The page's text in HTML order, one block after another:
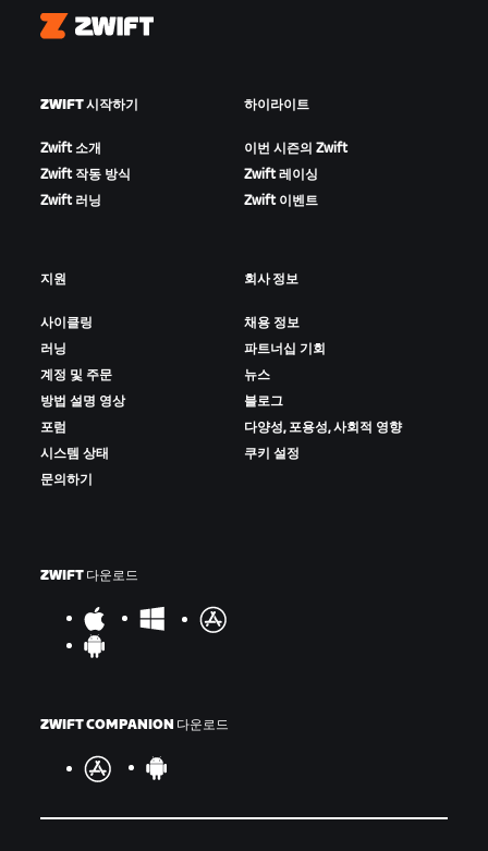
Zwift
ZWIFT 시작하기
Zwift 소개
Zwift 작동 방식
Zwift 러닝
하이라이트
이번 시즌의 Zwift
Zwift 레이싱
Zwift 이벤트
지원
사이클링
러닝
계정 및 주문
방법 설명 영상
포럼
시스템 상태
문의하기
회사 정보
채용 정보
파트너십 기회
뉴스
블로그
다양성, 포용성, 사회적 영향
쿠키 설정
ZWIFT 다운로드
ZWIFT COMPANION 다운로드